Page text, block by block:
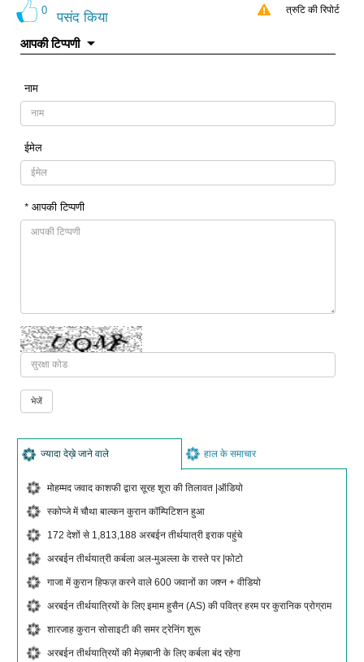
0 पसंद किया त्रुटि की रिपोर्ट
आपकी टिप्पणी
नाम
ईमेल
* आपकी टिप्पणी
ज्यादा देख़े जाने वाले हाल के समाचार
मोहम्मद जवाद काशफी द्वारा सूरह शूरा की तिलावत |ऑडियो
स्कोप्जे में चौथा बाल्कन कुरान कॉम्पिटिशन हुआ
172 देशों से 1,813,188 अरबईन तीर्थयात्री इराक पहुंचे
अरबईन तीर्थयात्री कर्बला अल-मुअल्ला के रास्ते पर |फोटो
गाजा में कुरान हिफज़ करने वाले 600 जवानों का जश्न + वीडियो
अरबईन तीर्थयात्रियों के लिए इमाम हुसैन (AS) की पवित्र हरम पर कुरानिक प्रोग्राम
शारजाह कुरान सोसाइटी की समर ट्रेनिंग शुरू
अरबईन तीर्थयात्रियों की मेज़बानी के लिए कर्बला बंद रहेगा